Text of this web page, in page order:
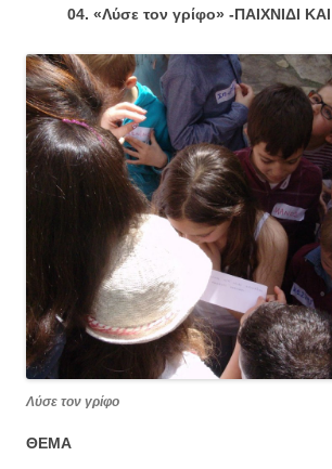
04. «Λύσε τον γρίφο» -ΠΑΙΧΝΙΔΙ
Λύσε τον γρίφο
ΘΕΜΑ